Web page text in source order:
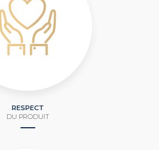
RESPECT
DU PRODUIT